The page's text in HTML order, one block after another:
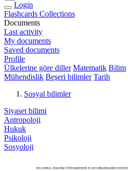
Login
Flashcards Collections
Documents
Last activity
My documents
Saved documents
Profile
Ülkelerine göre diller Matematik Bilim
Mühendislik Beşeri bilimler Tarih
Sosyal bilimler
Siyaset bilimi
Antropoloji
Hukuk
Psikoloji
Sosyoloji